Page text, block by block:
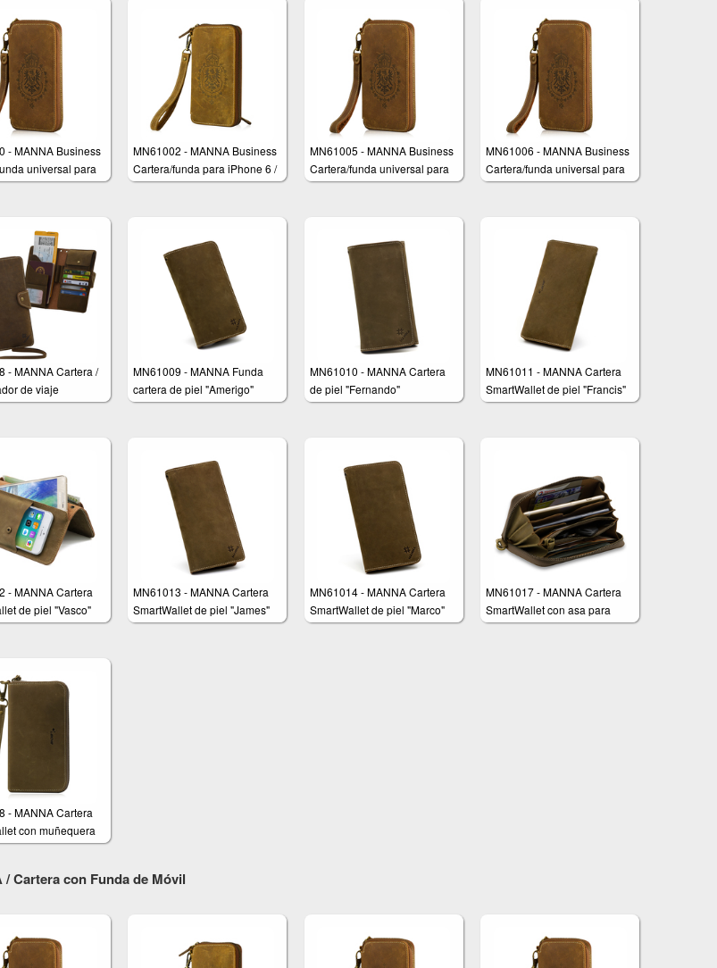
- MANNA Business
universal para
MN61002 - MANNA Business
Cartera/funda para iPhone 6 /
6s y iPhone 6 / 6s Plus
MN61005 - MANNA Business
Cartera/funda universal para
Smartphones
MN61006 - MANNA Business
Cartera/funda universal para
Smartphones
- MANNA Cartera /
de viaje
MN61009 - MANNA Funda
cartera de piel "Amerigo"
MN61010 - MANNA Cartera
de piel "Fernando"
MN61011 - MANNA Cartera
SmartWallet de piel "Francis"
- MANNA Cartera
de piel "Vasco"
MN61013 - MANNA Cartera
SmartWallet de piel "James"
MN61014 - MANNA Cartera
SmartWallet de piel "Marco"
MN61017 - MANNA Cartera
SmartWallet con asa para
muñeca
- MANNA Cartera
con muñequera
/ Cartera con Funda de Móvil